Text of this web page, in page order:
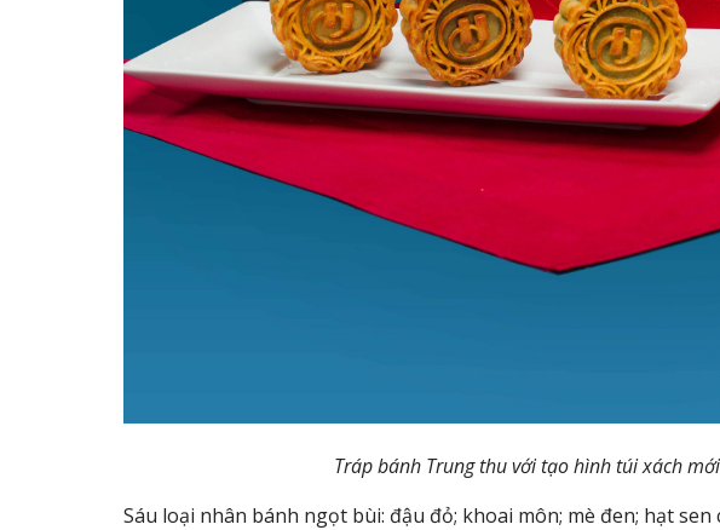
Tráp bánh Trung thu với tạo hình túi xách
Sáu loại nhân bánh ngọt bùi: đậu đỏ; khoai môn; mè đen; hạt